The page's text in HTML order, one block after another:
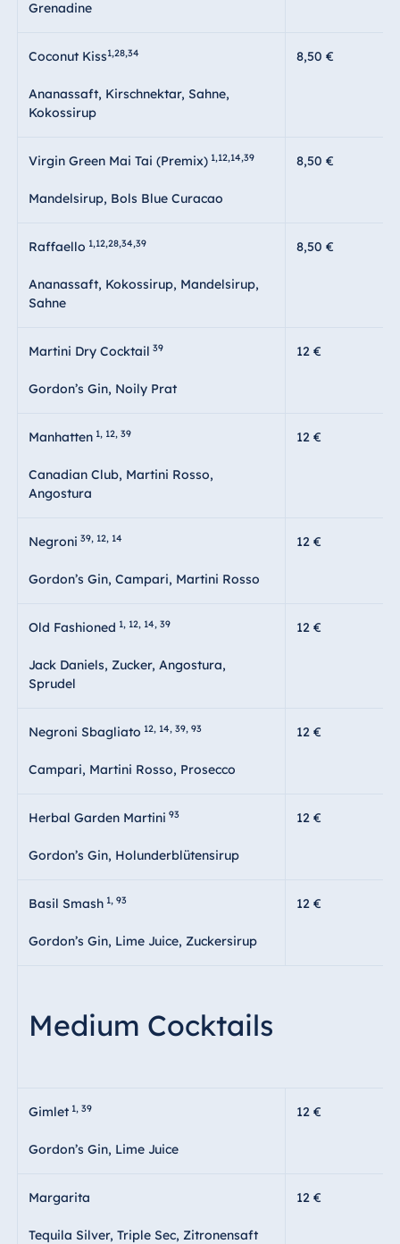
Grenadine
Coconut Kiss1,28,34
Ananassaft, Kirschnektar, Sahne,
Kokossirup
8,50 €
Virgin Green Mai Tai (Premix) 1,12,14,39
Mandelsirup, Bols Blue Curacao
8,50 €
Raffaello 1,12,28,34,39
Ananassaft, Kokossirup, Mandelsirup,
Sahne
8,50 €
Martini Dry Cocktail 39
Gordon’s Gin, Noily Prat
12 €
Manhatten 1, 12, 39
Canadian Club, Martini Rosso,
Angostura
12 €
Negroni 39, 12, 14
Gordon’s Gin, Campari, Martini Rosso
12 €
Old Fashioned 1, 12, 14, 39
Jack Daniels, Zucker, Angostura,
Sprudel
12 €
Negroni Sbagliato 12, 14, 39, 93
Campari, Martini Rosso, Prosecco
12 €
Herbal Garden Martini 93
Gordon’s Gin, Holunderblütensirup
12 €
Basil Smash 1, 93
Gordon’s Gin, Lime Juice, Zuckersirup
12 €
Medium Cocktails
Gimlet1, 39
Gordon’s Gin, Lime Juice
12 €
Margarita
Tequila Silver, Triple Sec, Zitronensaft
12 €